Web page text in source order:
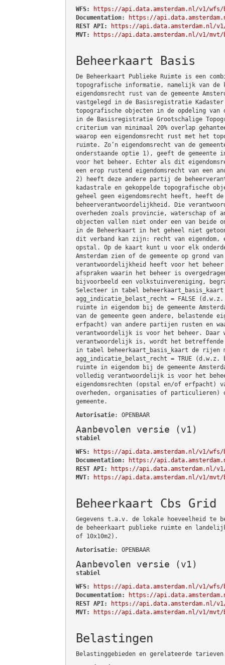
WFS:
https://api.data.amsterdam.nl/v1/wfs/
Documentation:
https://
REST API:
https://api.data.amsterdam.nl/
MVT:
https://api.data.amsterdam.nl/v1/
Beheerkaart Basis
De Beheerkaart Publieke Ruimte is een
topografische informatie, namelijk van de
eigendomsrecht rust van de gemeente
vastgelegd in de Basisregistratie Kadaster
topografische objecten in de opdeling van
in de Basisregistratie Grootschalige
criterium van minimaal 20% overlap
waarop een eigendomsrecht rust met het
ruimte. Zo’n eigendomsrecht van de
onderstaande optie 1), geeft de
voor het beheer. Echter als dit
een erop rustend eigendomsrecht van een
2) heeft deze andere partij de
kadastrale en gekoppelde topografische
geheel geen eigendomsrecht heeft, heeft de
beheerverantwoordelijkheid. Die
overheden zoals provincie, waterschap of
objecten vallen niet onder een van beide
in de Beheerkaart in het geheel niet
dit verband kan zijn: recht van
opstal. Op de kaart kunt u voor elk
Amsterdam zien of de gemeente op grond
verantwoordelijkheid heeft voor het
afspraken waarin het beheer is
bijvoorbeeld een volkstuinvereniging,
Selecteer in tabel
agg_indicatie_belast_recht = FALSE
ruimte in eigendom bij de gemeente
van de gemeente geen andere, belastende
erfpacht) van andere partijen rusten en
verantwoordelijk is voor het beheer. Daar
verantwoordelijk is, wordt het
in tabel beheerkaart_basis_kaart de rijen
agg_indicatie_belast_recht = TRUE
ruimte in eigendom bij de gemeente
volledig verantwoordelijk is voor het
eigendomsrechten (opstal en/of erfpacht)
overheden, organisaties of particulieren)
gemeente.
Autorisatie: OPENBAAR
Aanbevolen versie (v1)
stabiel
WFS:
https://api.data.amsterdam.nl/v1/wfs/
Documentation:
https://
REST API:
https://api.data.amsterdam.nl/
MVT:
https://api.data.amsterdam.nl/v1/mvt/
Beheerkaart Cbs Grid
Gegevens t.a.v. de lokale hoeveelheid te
de beheerkaart publieke ruimte en landelijk
of 10x10m2).
Autorisatie: OPENBAAR
Aanbevolen versie (v1)
stabiel
WFS:
https://api.data.amsterdam.nl/v1/wfs/
Documentation:
https://
REST API:
https://api.data.amsterdam.nl/
MVT:
https://api.data.amsterdam.nl/v1/mvt/
Belastingen
Belastinggebieden en gerelateerde